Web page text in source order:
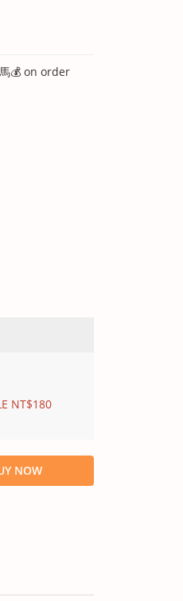
💰 on order
NT$180
NOW